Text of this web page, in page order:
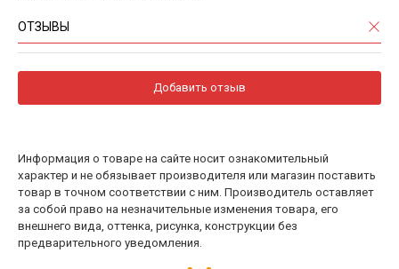
ОТЗЫВЫ
Добавить отзыв
Информация о товаре на сайте носит ознакомительный
характер и не обязывает производителя или магазин поставить
товар в точном соответствии с ним. Производитель оставляет
за собой право на незначительные изменения товара, его
внешнего вида, оттенка, рисунка, конструкции без
предварительного уведомления.